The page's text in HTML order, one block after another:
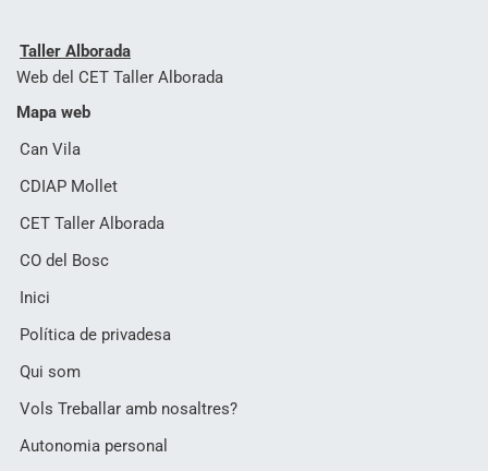
Taller Alborada
Web del CET Taller Alborada
Mapa web
Can Vila
CDIAP Mollet
CET Taller Alborada
CO del Bosc
Inici
Política de privadesa
Qui som
Vols Treballar amb nosaltres?
Autonomia personal